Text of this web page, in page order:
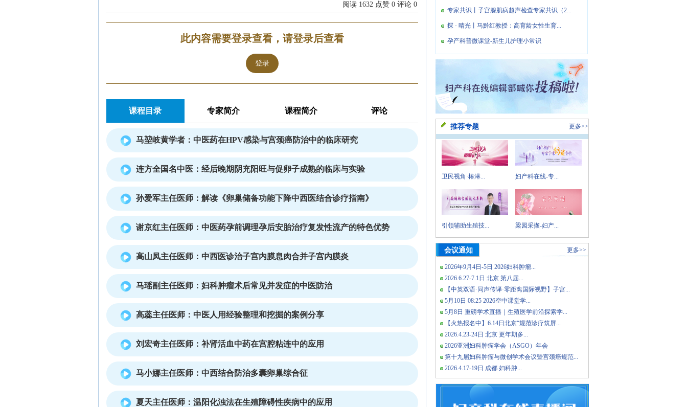
阅读 1632 点赞 0 评论 0
此内容需要登录查看，请登录后查看
登录
课程目录 专家简介 课程简介 评论
马堃岐黄学者：中医药在HPV感染与宫颈癌防治中的临床研究
连方全国名中医：经后晚期阴充阳旺与促卵子成熟的临床与实验
孙爱军主任医师：解读《卵巢储备功能下降中西医结合诊疗指南》
谢京红主任医师：中医药孕前调理孕后安胎治疗复发性流产的特色优势
高山凤主任医师：中西医诊治子宫内膜息肉合并子宫内膜炎
马瑶副主任医师：妇科肿瘤术后常见并发症的中医防治
高蕊主任医师：中医人用经验整理和挖掘的案例分享
刘宏奇主任医师：补肾活血中药在宫腔粘连中的应用
马小娜主任医师：中西结合防治多囊卵巢综合征
夏天主任医师：温阳化浊法在生殖障碍性疾病中的应用
专家共识丨子宫腺肌病超声检查专家共识（2...
探 · 晴光丨马黔红教授：高育龄女性生育...
孕产科普微课堂-新生儿护理小常识
推荐专题 更多>>
卫民视角·椿淋... 妇产科在线-专...
引领辅助生殖技... 梁园采撷-妇产...
会议通知 更多>>
2026年9月4日-5日 2026妇科肿瘤...
2026.6.27-7.1日 北京 第八届...
【中英双语·同声传译·零距离国际视野】子宫...
5月10日 08:25 2026空中课堂学...
5月8日 重磅学术直播｜生殖医学前沿探索学...
【火热报名中】6.14日北京“规范诊疗筑屏...
2026.4.23-24日 北京 更年期多...
2026亚洲妇科肿瘤学会（ASGO）年会
第十九届妇科肿瘤与微创学术会议暨宫颈癌规范...
2026.4.17-19日 成都 妇科肿...